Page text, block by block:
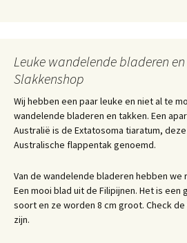
Leuke wandelende bladeren
Slakkenshop
Wij hebben een paar leuke en niet al te
wandelende bladeren en takken. Een
Australië is de Extatosoma tiaratum,
Australische flappentak genoemd.
Van de wandelende bladeren hebben we
Een mooi blad uit de Filipijnen. Het is een
soort en ze worden 8 cm groot. Check
zijn.